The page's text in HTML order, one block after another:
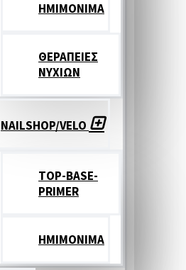
ΗΜΙΜΟΝΙΜΑ
ΘΕΡΑΠΕΙΕΣ
ΝΥΧΙΩΝ
NAILSHOP/VELO
TOP-BASE-
PRIMER
ΗΜΙΜΟΝΙΜΑ